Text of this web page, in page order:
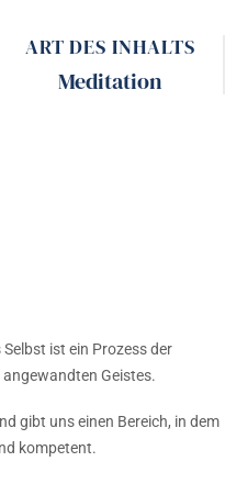
ART DES INHALTS
Meditation
ist ein Prozess der
Geistes.
gibt uns einen Bereich, in dem
kompetent.